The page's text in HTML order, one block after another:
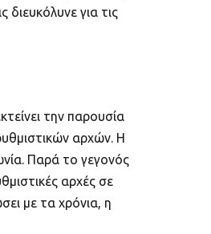
για τις
την παρουσία
αρχών. Η
Παρά το γεγονός
αρχές σε
με τα χρόνια, η